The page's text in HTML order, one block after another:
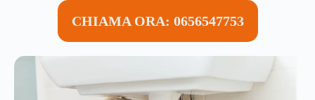
CHIAMA ORA: 0656547753